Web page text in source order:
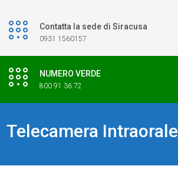
Contatta la sede di Siracusa
0931 1560157
NUMERO VERDE
800 91 36 72
Telecamera Intraorale